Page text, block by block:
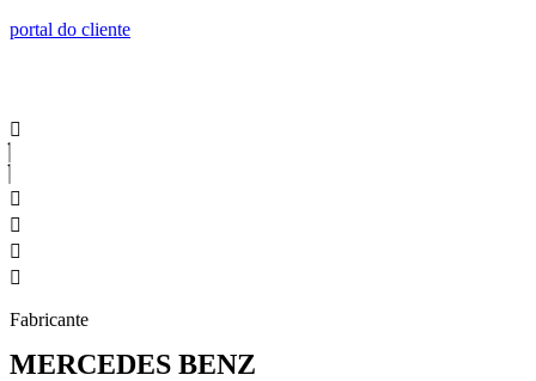
portal do cliente
Fabricante
MERCEDES BENZ